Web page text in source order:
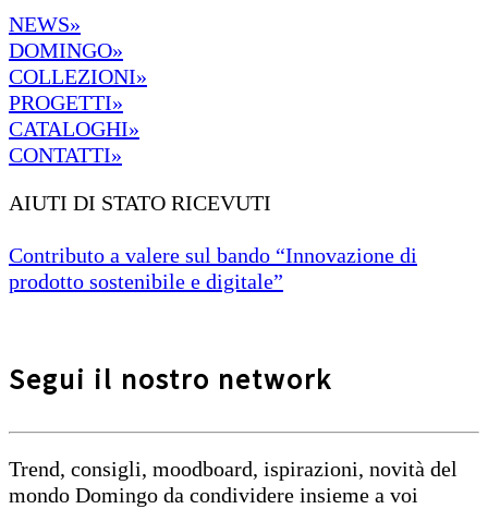
NEWS»
DOMINGO»
COLLEZIONI»
PROGETTI»
CATALOGHI»
CONTATTI»
AIUTI DI STATO RICEVUTI
Contributo a valere sul bando “Innovazione di
prodotto sostenibile e digitale”
Segui il nostro network
Trend, consigli, moodboard, ispirazioni, novità del
mondo Domingo da condividere insieme a voi